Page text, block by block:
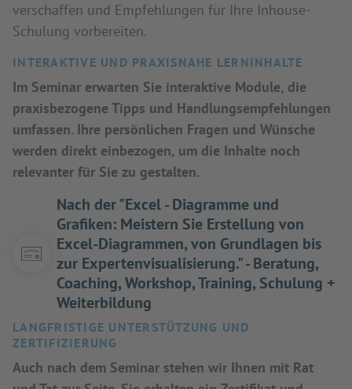
verschaffen und Empfehlungen für Ihre Inhouse-
Schulung vorbereiten.
INTERAKTIVE UND PRAXISNAHE LERNINHALTE
Im Seminar erwarten Sie interaktive Module, die
praxisbezogene Tipps und Handlungsempfehlungen
umfassen. Ihre persönlichen Fragen und Wünsche
werden direkt einbezogen, um die Inhalte noch
relevanter für Sie zu gestalten.
Nach der "Excel - Diagramme und
Grafiken: Meistern Sie Erstellung von
Excel-Diagrammen, von Grundlagen bis
zur Expertenvisualisierung." - Beratung,
Coaching, Workshop, Training, Schulung +
Weiterbildung
LANGFRISTIGE UNTERSTÜTZUNG UND
ZERTIFIZIERUNG
Auch nach dem Seminar stehen wir Ihnen mit Rat